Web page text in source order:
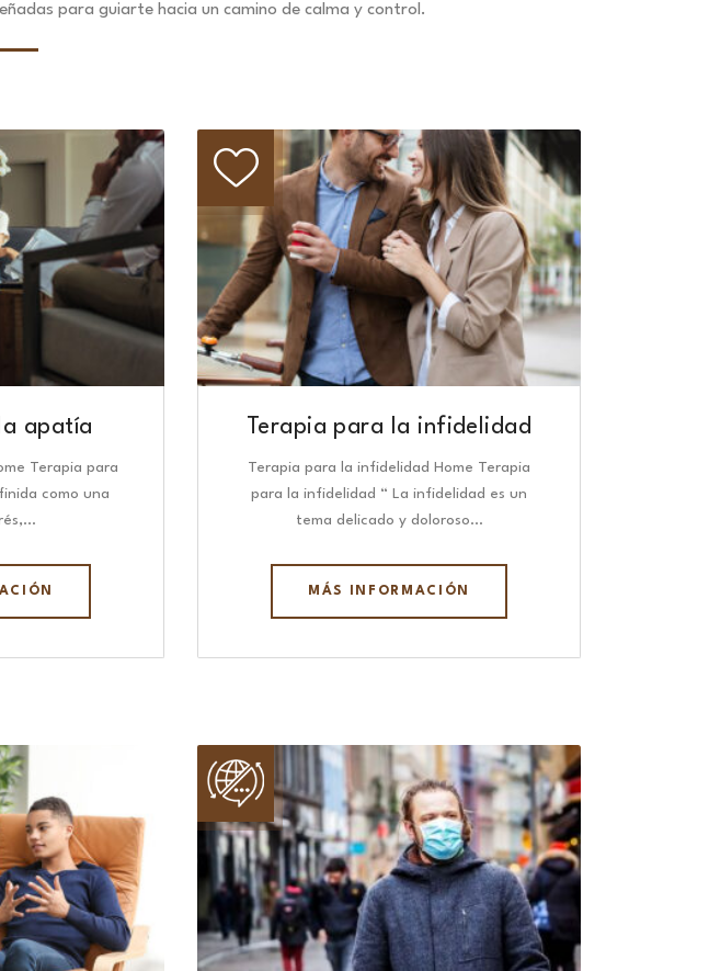
para guiarte hacia un camino de calma y control.
apatía
Terapia para
como una
Terapia para la infidelidad
Terapia para la infidelidad Home Terapia
para la infidelidad “ La infidelidad es un
tema delicado y doloroso…
MÁS INFORMACIÓN